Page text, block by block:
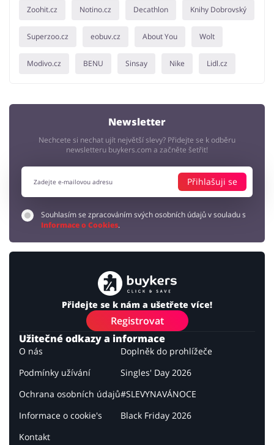
Zoohit.cz Notino.cz Decathlon Knihy Dobrovský
Superzoo.cz eobuv.cz About You Wolt
Modivo.cz BENU Sinsay Nike Lidl.cz
Newsletter
Nechcete si nechat ujít největší slevy? Přidejte se k odběru
newsletteru buykers.com a začněte šetřit!
Přihlašuji se
Souhlasím se zpracováním svých osobních údajů v souladu s
Informace o Cookies.
Přidejte se k nám a ušetřete více!
Registrovat
Užitečné odkazy a informace
O nás
Podmínky užívání
Ochrana osobních údajů
Informace o cookie's
Kontakt
Doplněk do prohlížeče
Singles' Day 2026
#SLEVYNAVÁNOCE
Black Friday 2026